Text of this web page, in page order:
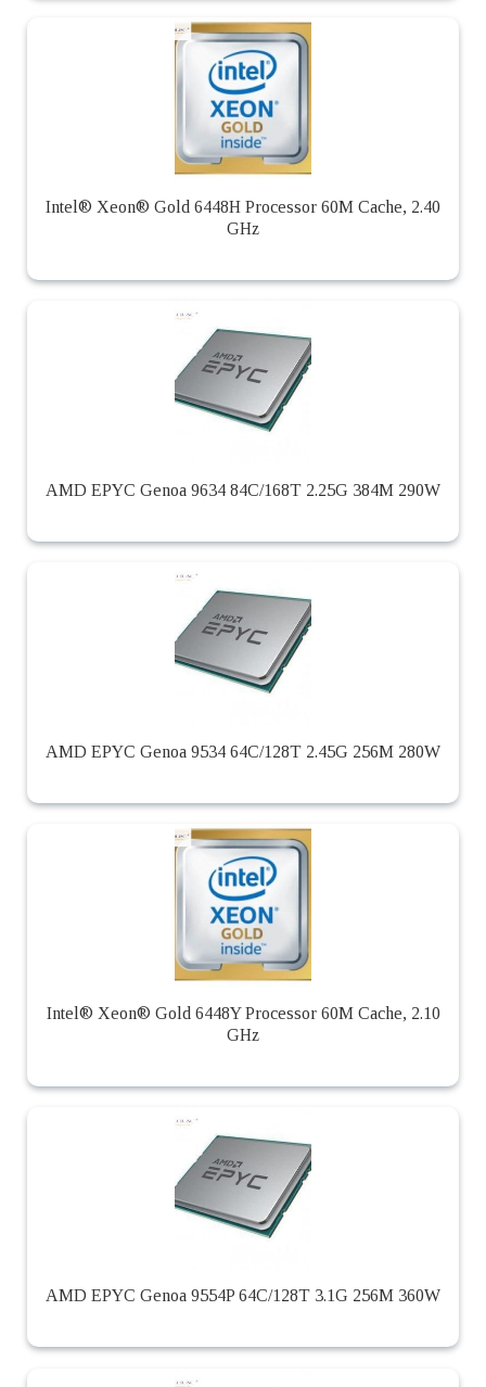
Intel® Xeon® Gold 6448H Processor 60M Cache, 2.40
GHz
AMD EPYC Genoa 9634 84C/168T 2.25G 384M 290W
AMD EPYC Genoa 9534 64C/128T 2.45G 256M 280W
Intel® Xeon® Gold 6448Y Processor 60M Cache, 2.10
GHz
AMD EPYC Genoa 9554P 64C/128T 3.1G 256M 360W